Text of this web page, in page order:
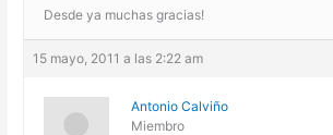
Desde ya muchas gracias!
15 mayo, 2011 a las 2:22 am
Antonio Calviño
Miembro